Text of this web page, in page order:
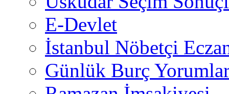
E-Devlet
İstanbul Nöbetçi
Günlük Burç